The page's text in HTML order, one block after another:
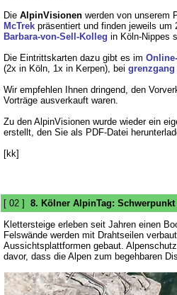
Die AlpinVisionenwerden von unserem
McTrekpräsentiert und finden jeweils um
Barbara-von-Sell-Kolleg in Köln-Nippes
Die Eintrittskarten dazu gibt es im
(2x in Köln, 1x in Kerpen), bei grenzgang
Wir empfehlen Ihnen dringend, den
Vorträge ausverkauft waren.
Zu den AlpinVisionen wurde wieder ein
erstellt, den Sie als PDF-Datei
[kk]
[ 02 ] 8. Kölner AlpinTag:
Klettersteige erleben seit Jahren einen
Felswände werden mit Drahtseilen
Aussichtsplattformen gebaut.
davor, dass die Alpen zum begehbaren